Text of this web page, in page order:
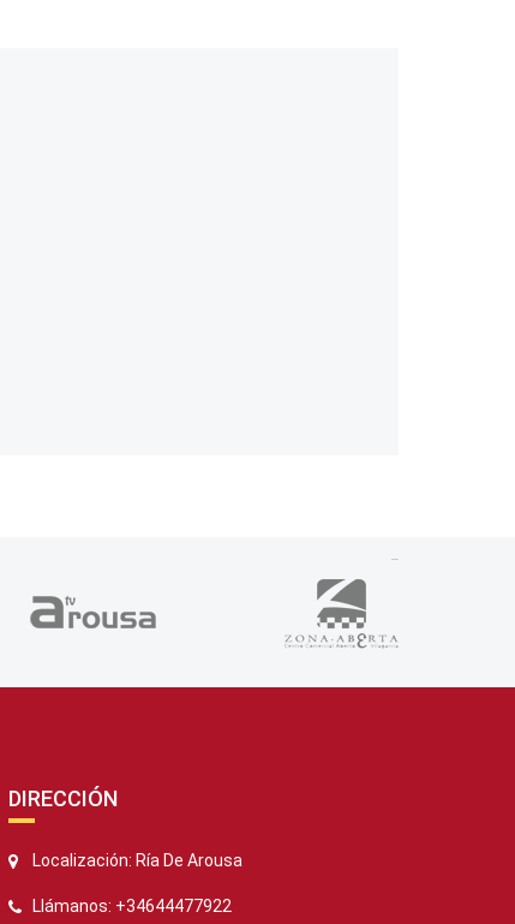
DIRECCIÓN
Localización: Ría De Arousa
Llámanos: +34644477922